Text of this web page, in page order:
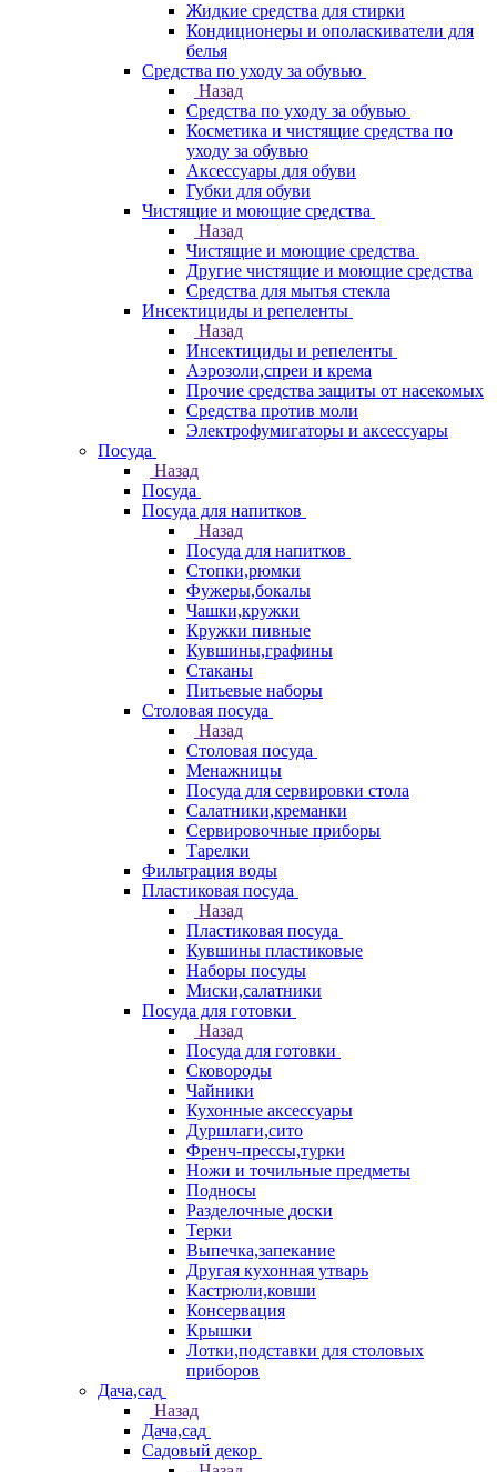
Жидкие средства для стирки
Кондиционеры и ополаскиватели для
белья
Средства по уходу за обувью
Назад
Средства по уходу за обувью
Косметика и чистящие средства по
уходу за обувью
Аксессуары для обуви
Губки для обуви
Чистящие и моющие средства
Назад
Чистящие и моющие средства
Другие чистящие и моющие средства
Средства для мытья стекла
Инсектициды и репеленты
Назад
Инсектициды и репеленты
Аэрозоли,спреи и крема
Прочие средства защиты от насекомых
Средства против моли
Электрофумигаторы и аксессуары
Посуда
Назад
Посуда
Посуда для напитков
Назад
Посуда для напитков
Стопки,рюмки
Фужеры,бокалы
Чашки,кружки
Кружки пивные
Кувшины,графины
Стаканы
Питьевые наборы
Столовая посуда
Назад
Столовая посуда
Менажницы
Посуда для сервировки стола
Салатники,креманки
Сервировочные приборы
Тарелки
Фильтрация воды
Пластиковая посуда
Назад
Пластиковая посуда
Кувшины пластиковые
Наборы посуды
Миски,салатники
Посуда для готовки
Назад
Посуда для готовки
Сковороды
Чайники
Кухонные аксессуары
Дуршлаги,сито
Френч-прессы,турки
Ножи и точильные предметы
Подносы
Разделочные доски
Терки
Выпечка,запекание
Другая кухонная утварь
Кастрюли,ковши
Консервация
Крышки
Лотки,подставки для столовых
приборов
Дача,сад
Назад
Дача,сад
Садовый декор